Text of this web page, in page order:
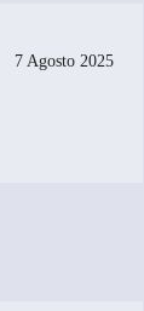
7 Agosto 2025